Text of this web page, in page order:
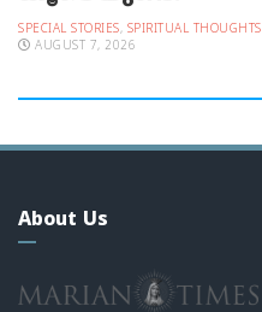
SPECIAL STORIES, SPIRITUAL THOUGHTS
AUGUST 7, 2026
About Us